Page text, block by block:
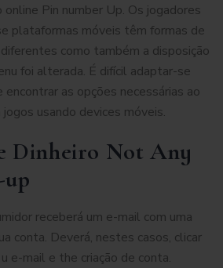
Pin number Up. Os jogadores
plataformas móveis têm formas de
como também a disposição
foi alterada. É difícil adaptar-se
as opções necessárias ao
usando devices móveis.
Dinheiro Not Any
receberá um e-mail com uma
conta. Deverá, nestes casos, clicar
e-mail e the criação de conta.